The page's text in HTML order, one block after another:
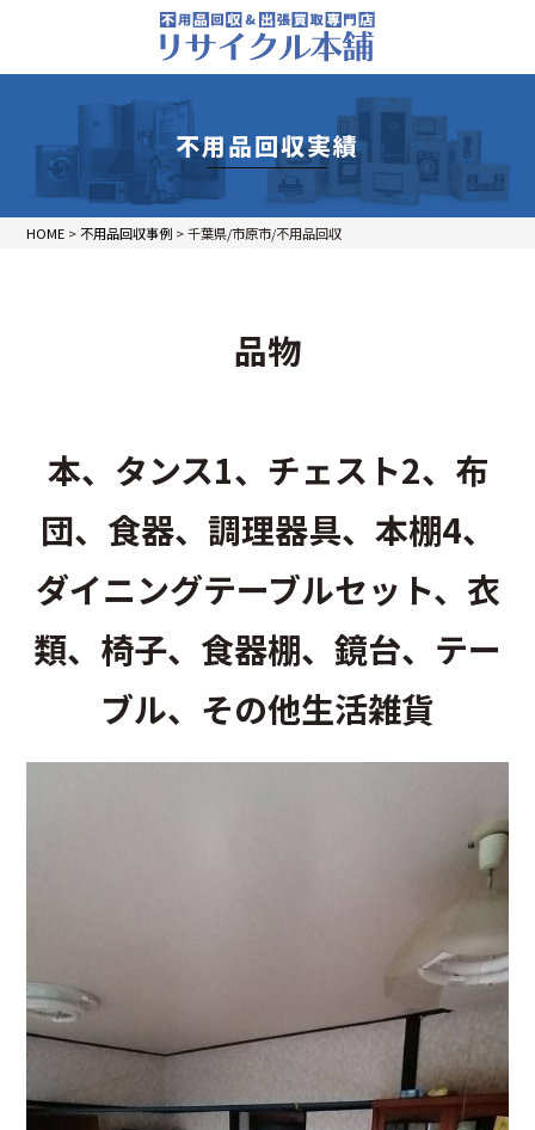
不用品回収実績
HOME > 不用品回収事例 >千葉県/市原市/不用品回収
品物
本、タンス1、チェスト2、布
団、食器、調理器具、本棚4、
ダイニングテーブルセット、衣
類、椅子、食器棚、鏡台、テー
ブル、その他生活雑貨